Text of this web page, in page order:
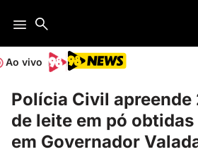
Ao vivo
Polícia Civil
de leite em pó
em Governador